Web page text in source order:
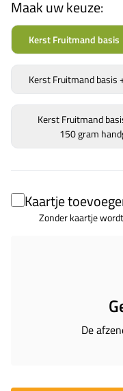
Maak uw keuze:
Kerst Fruitmand basis
Kerst Fruitmand basis
Kerst Fruitmand
150 gram
Kaartje
Zonder kaartje
De